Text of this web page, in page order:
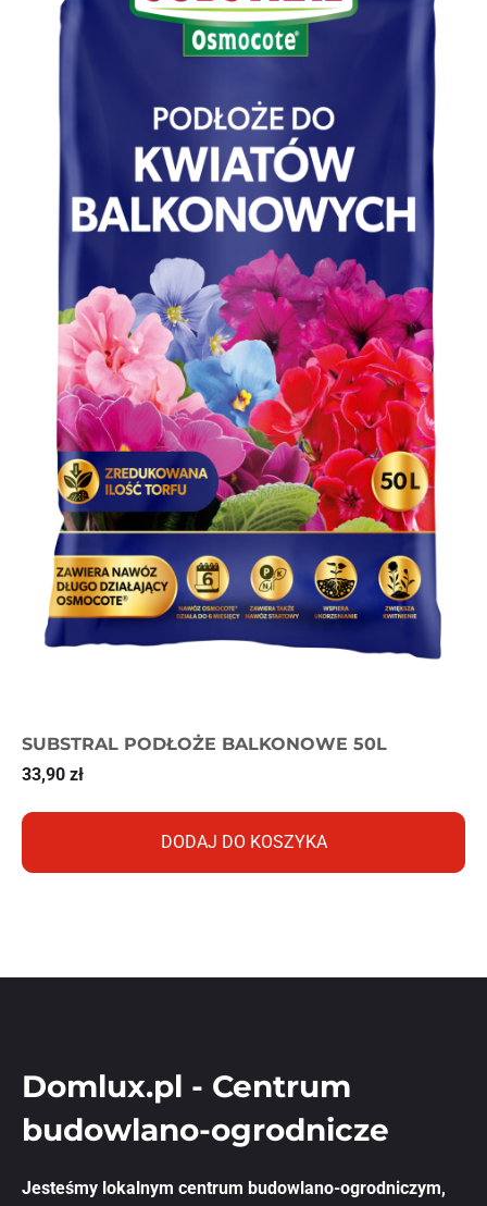
SUBSTRAL PODŁOŻE BALKONOWE 50L
33,90 zł
DODAJ DO KOSZYKA
Domlux.pl - Centrum
budowlano-ogrodnicze
Jesteśmy lokalnym centrum budowlano-ogrodniczym,